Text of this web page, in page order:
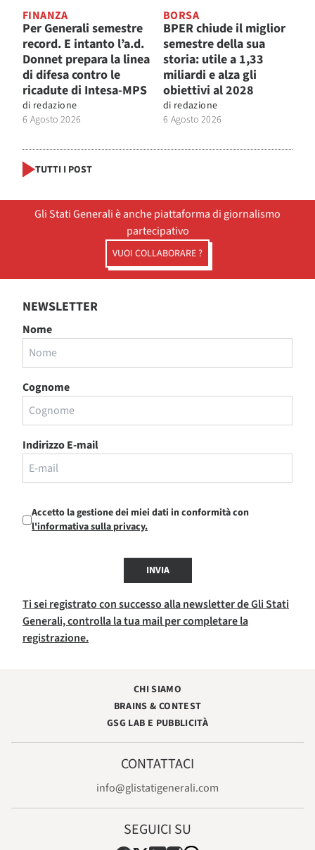
FINANZA
Per Generali semestre
record. E intanto l’a.d.
Donnet prepara la linea
di difesa contro le
ricadute di Intesa-MPS
di redazione
6 Agosto 2026
BORSA
BPER chiude il miglior
semestre della sua
storia: utile a 1,33
miliardi e alza gli
obiettivi al 2028
di redazione
6 Agosto 2026
TUTTI I POST
Gli Stati Generali è anche piattaforma di giornalismo
partecipativo
VUOI COLLABORARE ?
NEWSLETTER
Nome
Cognome
Indirizzo E-mail
Accetto la gestione dei miei dati in conformità con
l'informativa sulla privacy.
INVIA
Ti sei registrato con successo alla newsletter de Gli Stati
Generali, controlla la tua mail per completare la
registrazione.
CHI SIAMO
BRAINS & CONTEST
GSG LAB E PUBBLICITÀ
CONTATTACI
info@glistatigenerali.com
SEGUICI SU